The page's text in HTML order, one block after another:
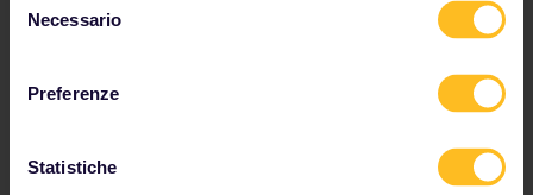
delNecessario
Preferenze
Statistiche